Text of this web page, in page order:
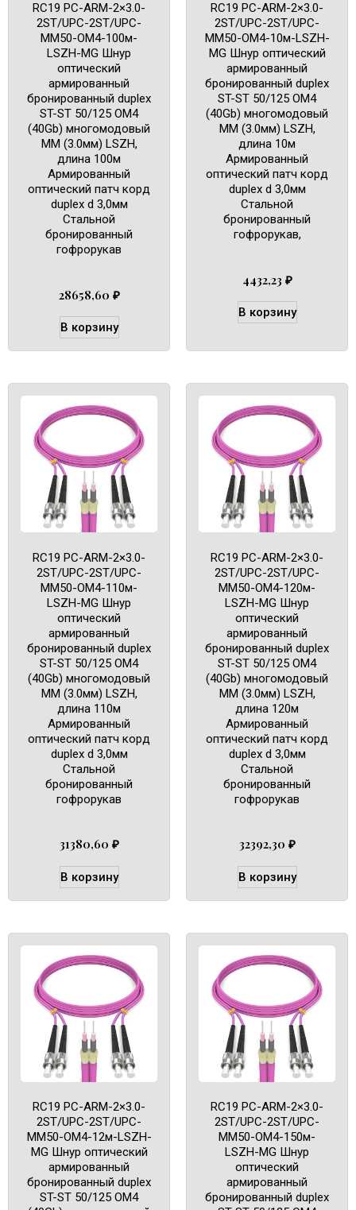
RC19 PC-ARM-2×3.0-
2ST/UPC-2ST/UPC-
MM50-OM4-100м-
LSZH-MG Шнур
оптический
армированный
бронированный duplex
ST-ST 50/125 OM4
(40Gb) многомодовый
MM (3.0мм) LSZH,
длина 100м
Армированный
оптический патч корд
duplex d 3,0мм
Cтальной
бронированный
гофрорукав
28658,60 ₽
В корзину
RC19 PC-ARM-2×3.0-
2ST/UPC-2ST/UPC-
MM50-OM4-10м-LSZH-
MG Шнур оптический
армированный
бронированный duplex
ST-ST 50/125 OM4
(40Gb) многомодовый
MM (3.0мм) LSZH,
длина 10м
Армированный
оптический патч корд
duplex d 3,0мм
Cтальной
бронированный
гофрорукав,
4432,23 ₽
В корзину
RC19 PC-ARM-2×3.0-
2ST/UPC-2ST/UPC-
MM50-OM4-110м-
LSZH-MG Шнур
оптический
армированный
бронированный duplex
ST-ST 50/125 OM4
(40Gb) многомодовый
MM (3.0мм) LSZH,
длина 110м
Армированный
оптический патч корд
duplex d 3,0мм
Cтальной
бронированный
гофрорукав
31380,60 ₽
В корзину
RC19 PC-ARM-2×3.0-
2ST/UPC-2ST/UPC-
MM50-OM4-120м-
LSZH-MG Шнур
оптический
армированный
бронированный duplex
ST-ST 50/125 OM4
(40Gb) многомодовый
MM (3.0мм) LSZH,
длина 120м
Армированный
оптический патч корд
duplex d 3,0мм
Cтальной
бронированный
гофрорукав
32392,30 ₽
В корзину
RC19 PC-ARM-2×3.0-
2ST/UPC-2ST/UPC-
MM50-OM4-12м-LSZH-
MG Шнур оптический
армированный
бронированный duplex
ST-ST 50/125 OM4
RC19 PC-ARM-2×3.0-
2ST/UPC-2ST/UPC-
MM50-OM4-150м-
LSZH-MG Шнур
оптический
армированный
бронированный duplex